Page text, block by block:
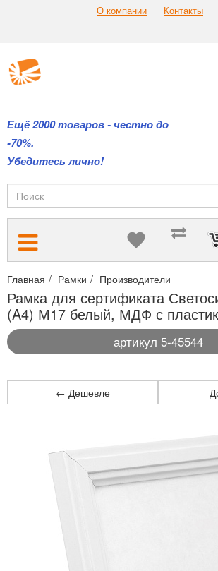
О компании Контакты
Ещё 2000 товаров - честно до
-70%.
Убедитесь лично!
Главная Рамки Производители
Рамка для сертификата
(A4) М17 белый, МДФ с
артикул 5-45544
← Дешевле